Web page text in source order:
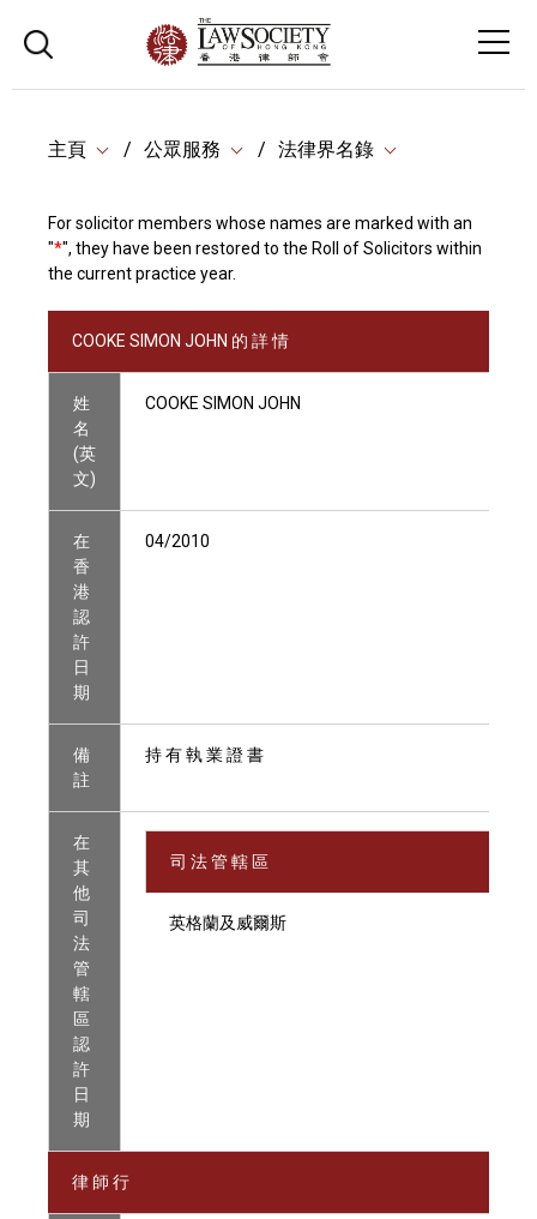
主頁 公眾服務 法律界名錄
For solicitor members whose names are marked with an
"*", they have been restored to the Roll of Solicitors within
the current practice year.
COOKE SIMON JOHN 的 詳 情
姓
名
(英
文)
COOKE SIMON JOHN
在
香
港
認
許
日
期
04/2010
備
註
持 有 執 業 證 書
在
其
他
司
法
管
轄
區
認
許
日
期
司 法 管 轄 區
英格蘭及威爾斯
律 師 行